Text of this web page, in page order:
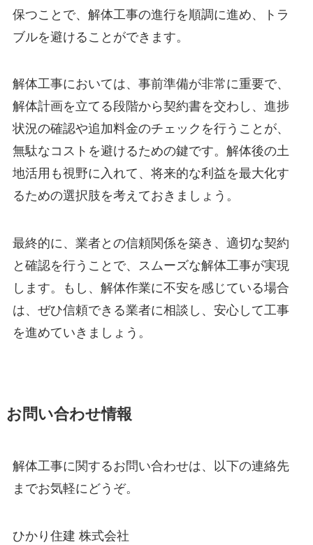
保つことで、解体工事の進行を順調に進め、トラ
ブルを避けることができます。
解体工事においては、事前準備が非常に重要で、
解体計画を立てる段階から契約書を交わし、進捗
状況の確認や追加料金のチェックを行うことが、
無駄なコストを避けるための鍵です。解体後の土
地活用も視野に入れて、将来的な利益を最大化す
るための選択肢を考えておきましょう。
最終的に、業者との信頼関係を築き、適切な契約
と確認を行うことで、スムーズな解体工事が実現
します。もし、解体作業に不安を感じている場合
は、ぜひ信頼できる業者に相談し、安心して工事
を進めていきましょう。
お問い合わせ情報
解体工事に関するお問い合わせは、以下の連絡先
までお気軽にどうぞ。
ひかり住建 株式会社